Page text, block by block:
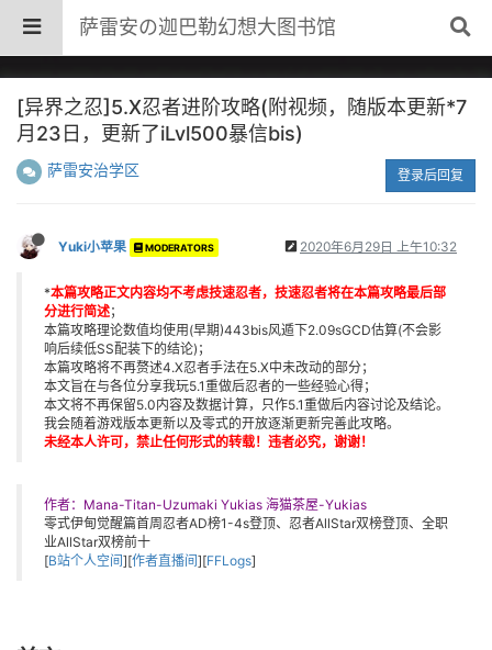
萨雷安の迦巴勒幻想大图书馆
[异界之忍]5.X忍者进阶攻略(附视频，随版本更新*7
月23日，更新了iLvl500暴信bis)
萨雷安治学区 登录后回复
Yuki小苹果 MODERATORS 2020年6月29日 上午10:32
*本篇攻略正文内容均不考虑技速忍者，技速忍者将在本篇攻略最后部
分进行简述；
本篇攻略理论数值均使用(早期)443bis风遁下2.09sGCD估算(不会影
响后续低SS配装下的结论)；
本篇攻略将不再赘述4.X忍者手法在5.X中未改动的部分；
本文旨在与各位分享我玩5.1重做后忍者的一些经验心得；
本文将不再保留5.0内容及数据计算，只作5.1重做后内容讨论及结论。
我会随着游戏版本更新以及零式的开放逐渐更新完善此攻略。
未经本人许可，禁止任何形式的转载！违者必究，谢谢！
作者：Mana-Titan-Uzumaki Yukias 海猫茶屋-Yukias
零式伊甸觉醒篇首周忍者AD榜1-4s登顶、忍者AllStar双榜登顶、全职
业AllStar双榜前十
[B站个人空间][作者直播间][FFLogs]